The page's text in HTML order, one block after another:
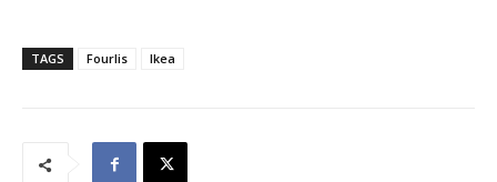
TAGS Fourlis Ikea